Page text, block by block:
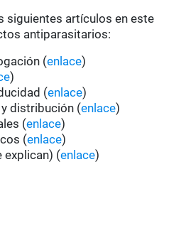
siguientes artículos en este
antiparasitarios:
(enlace)
)
(enlace)
distribución (enlace)
(enlace)
(enlace)
explican) (enlace)